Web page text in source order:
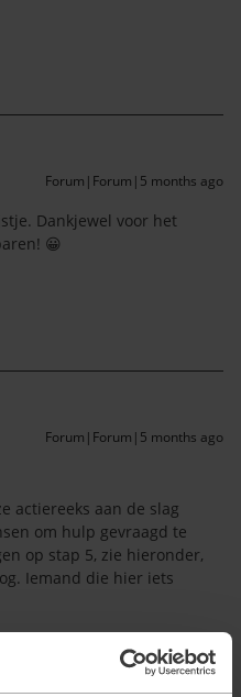
Forum|Forum|5 months ago
Dankjewel voor het
😀
Forum|Forum|5 months ago
actiereeks aan de slag
om hulp gevraagd te
op stap 5, zie hieronder,
Iemand die hier iets